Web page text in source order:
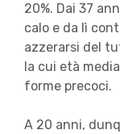
20%. Dai 37
calo e da lì
azzerarsi del
la cui età
forme precoci.
A 20 anni,